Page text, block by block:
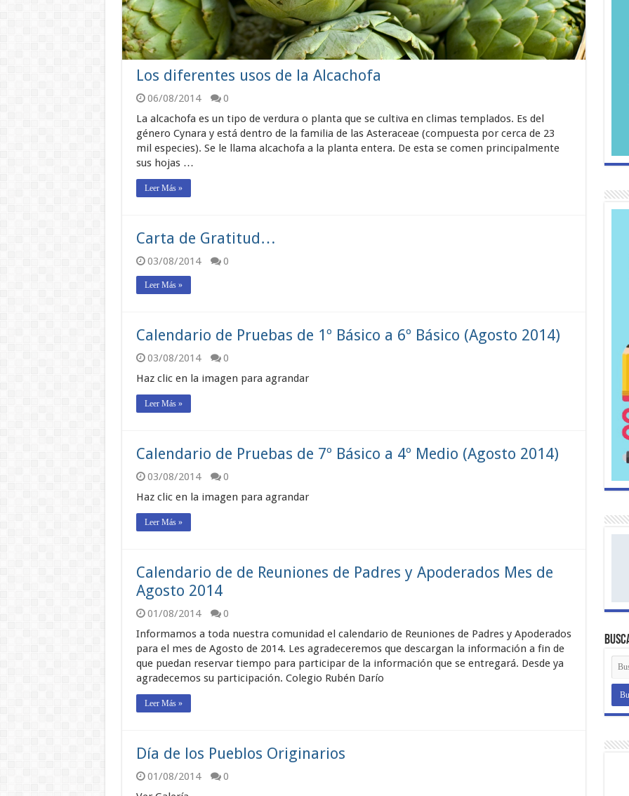
Los diferentes usos de la Alcachofa
06/08/2014
0
La alcachofa es un tipo de verdura o planta que se cultiva en climas templados. Es del
género Cynara y está dentro de la familia de las Asteraceae (compuesta por cerca de 23
mil especies). Se le llama alcachofa a la planta entera. De esta se comen principalmente
sus hojas …
Leer Más »
Carta de Gratitud…
03/08/2014 0
Leer Más »
Calendario de Pruebas de 1º Básico a 6º Básico (Agosto 2014)
03/08/2014
0
Haz clic en la imagen para agrandar
Leer Más »
Calendario de Pruebas de 7º Básico a 4º Medio (Agosto 2014)
03/08/2014
0
Haz clic en la imagen para agrandar
Leer Más »
Calendario de de Reuniones de Padres y Apoderados Mes de
Agosto 2014
01/08/2014
0
Informamos a toda nuestra comunidad el calendario de Reuniones de Padres y Apoderados
para el mes de Agosto de 2014. Les agradeceremos que descargan la información a fin de
que puedan reservar tiempo para participar de la información que se entregará. Desde ya
agradecemos su participación. Colegio Rubén Darío
Leer Más »
Día de los Pueblos Originarios
01/08/2014
0